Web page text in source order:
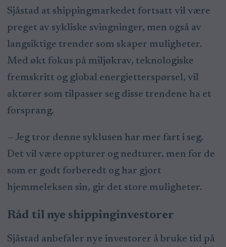
Sjåstad at shippingmarkedet fortsatt vil være
preget av sykliske svingninger, men også av
langsiktige trender som skaper muligheter.
Med økt fokus på miljøkrav, teknologiske
fremskritt og global energietterspørsel, vil
aktører som tilpasser seg disse trendene ha et
forsprang.
— Jeg tror denne syklusen har mer fart i seg.
Det vil være oppturer og nedturer, men for de
som er godt forberedt og har gjort
hjemmeleksen sin, gir det store muligheter.
Råd til nye shippinginvestorer
Sjåstad anbefaler nye investorer å bruke tid på